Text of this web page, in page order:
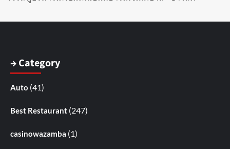
→ Category
Auto (41)
Best Restaurant (247)
casinowazamba (1)